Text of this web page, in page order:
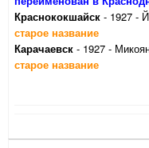
Краснококшайск - 1927 -
старое название
Карачаевск - 1927 -
старое название